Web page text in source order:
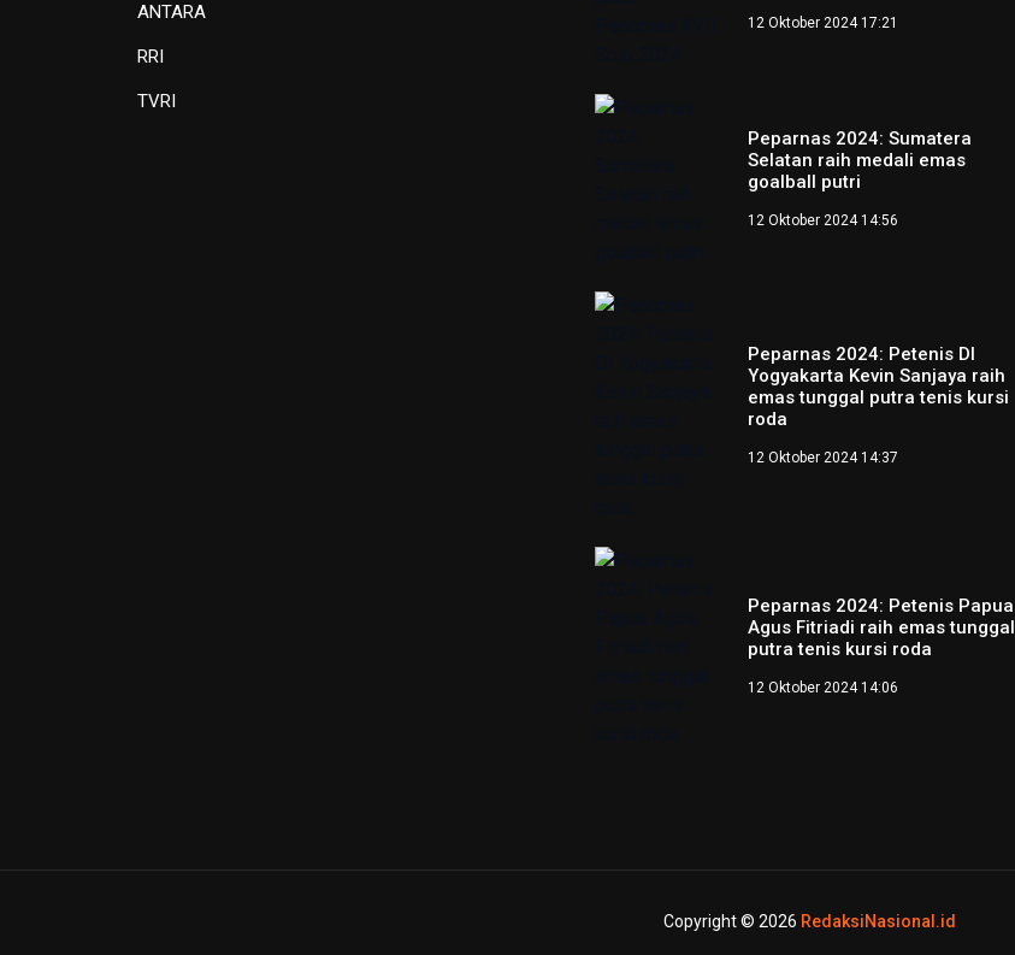
ANTARA
RRI
TVRI
12 Oktober 2024 17:21
Peparnas 2024: Sumatera
Selatan raih medali emas
goalball putri
12 Oktober 2024 14:56
Peparnas 2024: Petenis DI
Yogyakarta Kevin Sanjaya raih
emas tunggal putra tenis kursi
roda
12 Oktober 2024 14:37
Peparnas 2024: Petenis Papua
Agus Fitriadi raih emas tunggal
putra tenis kursi roda
12 Oktober 2024 14:06
Copyright © 2026 RedaksiNasional.id